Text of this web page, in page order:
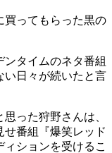
買ってもらった黒の
ンタイムのネタ番組
い日々が続いたと言
った狩野さんは、
番組『爆笑レッド
ションを受けるこ